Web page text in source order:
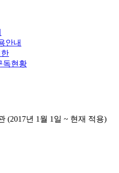
안내
독현황
(2017년 1월 1일 ~ 현재 적용)